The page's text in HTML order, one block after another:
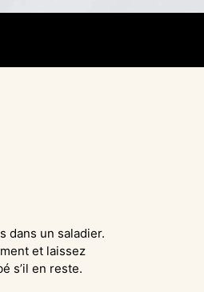
dans un saladier.
et laissez
s’il en reste.